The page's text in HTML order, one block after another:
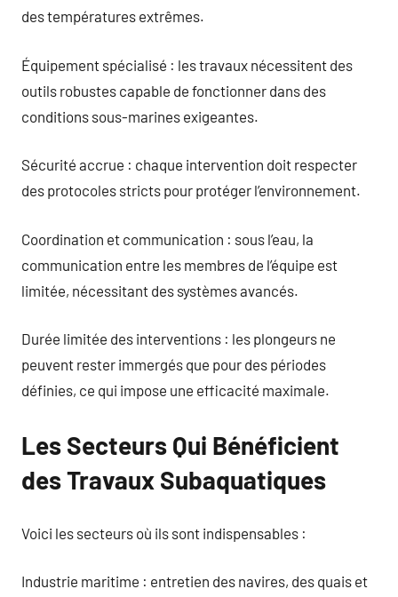
des températures extrêmes.
Équipement spécialisé : les travaux nécessitent des
outils robustes capable de fonctionner dans des
conditions sous-marines exigeantes.
Sécurité accrue : chaque intervention doit respecter
des protocoles stricts pour protéger l’environnement.
Coordination et communication : sous l’eau, la
communication entre les membres de l’équipe est
limitée, nécessitant des systèmes avancés.
Durée limitée des interventions : les plongeurs ne
peuvent rester immergés que pour des périodes
définies, ce qui impose une efficacité maximale.
Les Secteurs Qui Bénéficient
des Travaux Subaquatiques
Voici les secteurs où ils sont indispensables :
Industrie maritime : entretien des navires, des quais et